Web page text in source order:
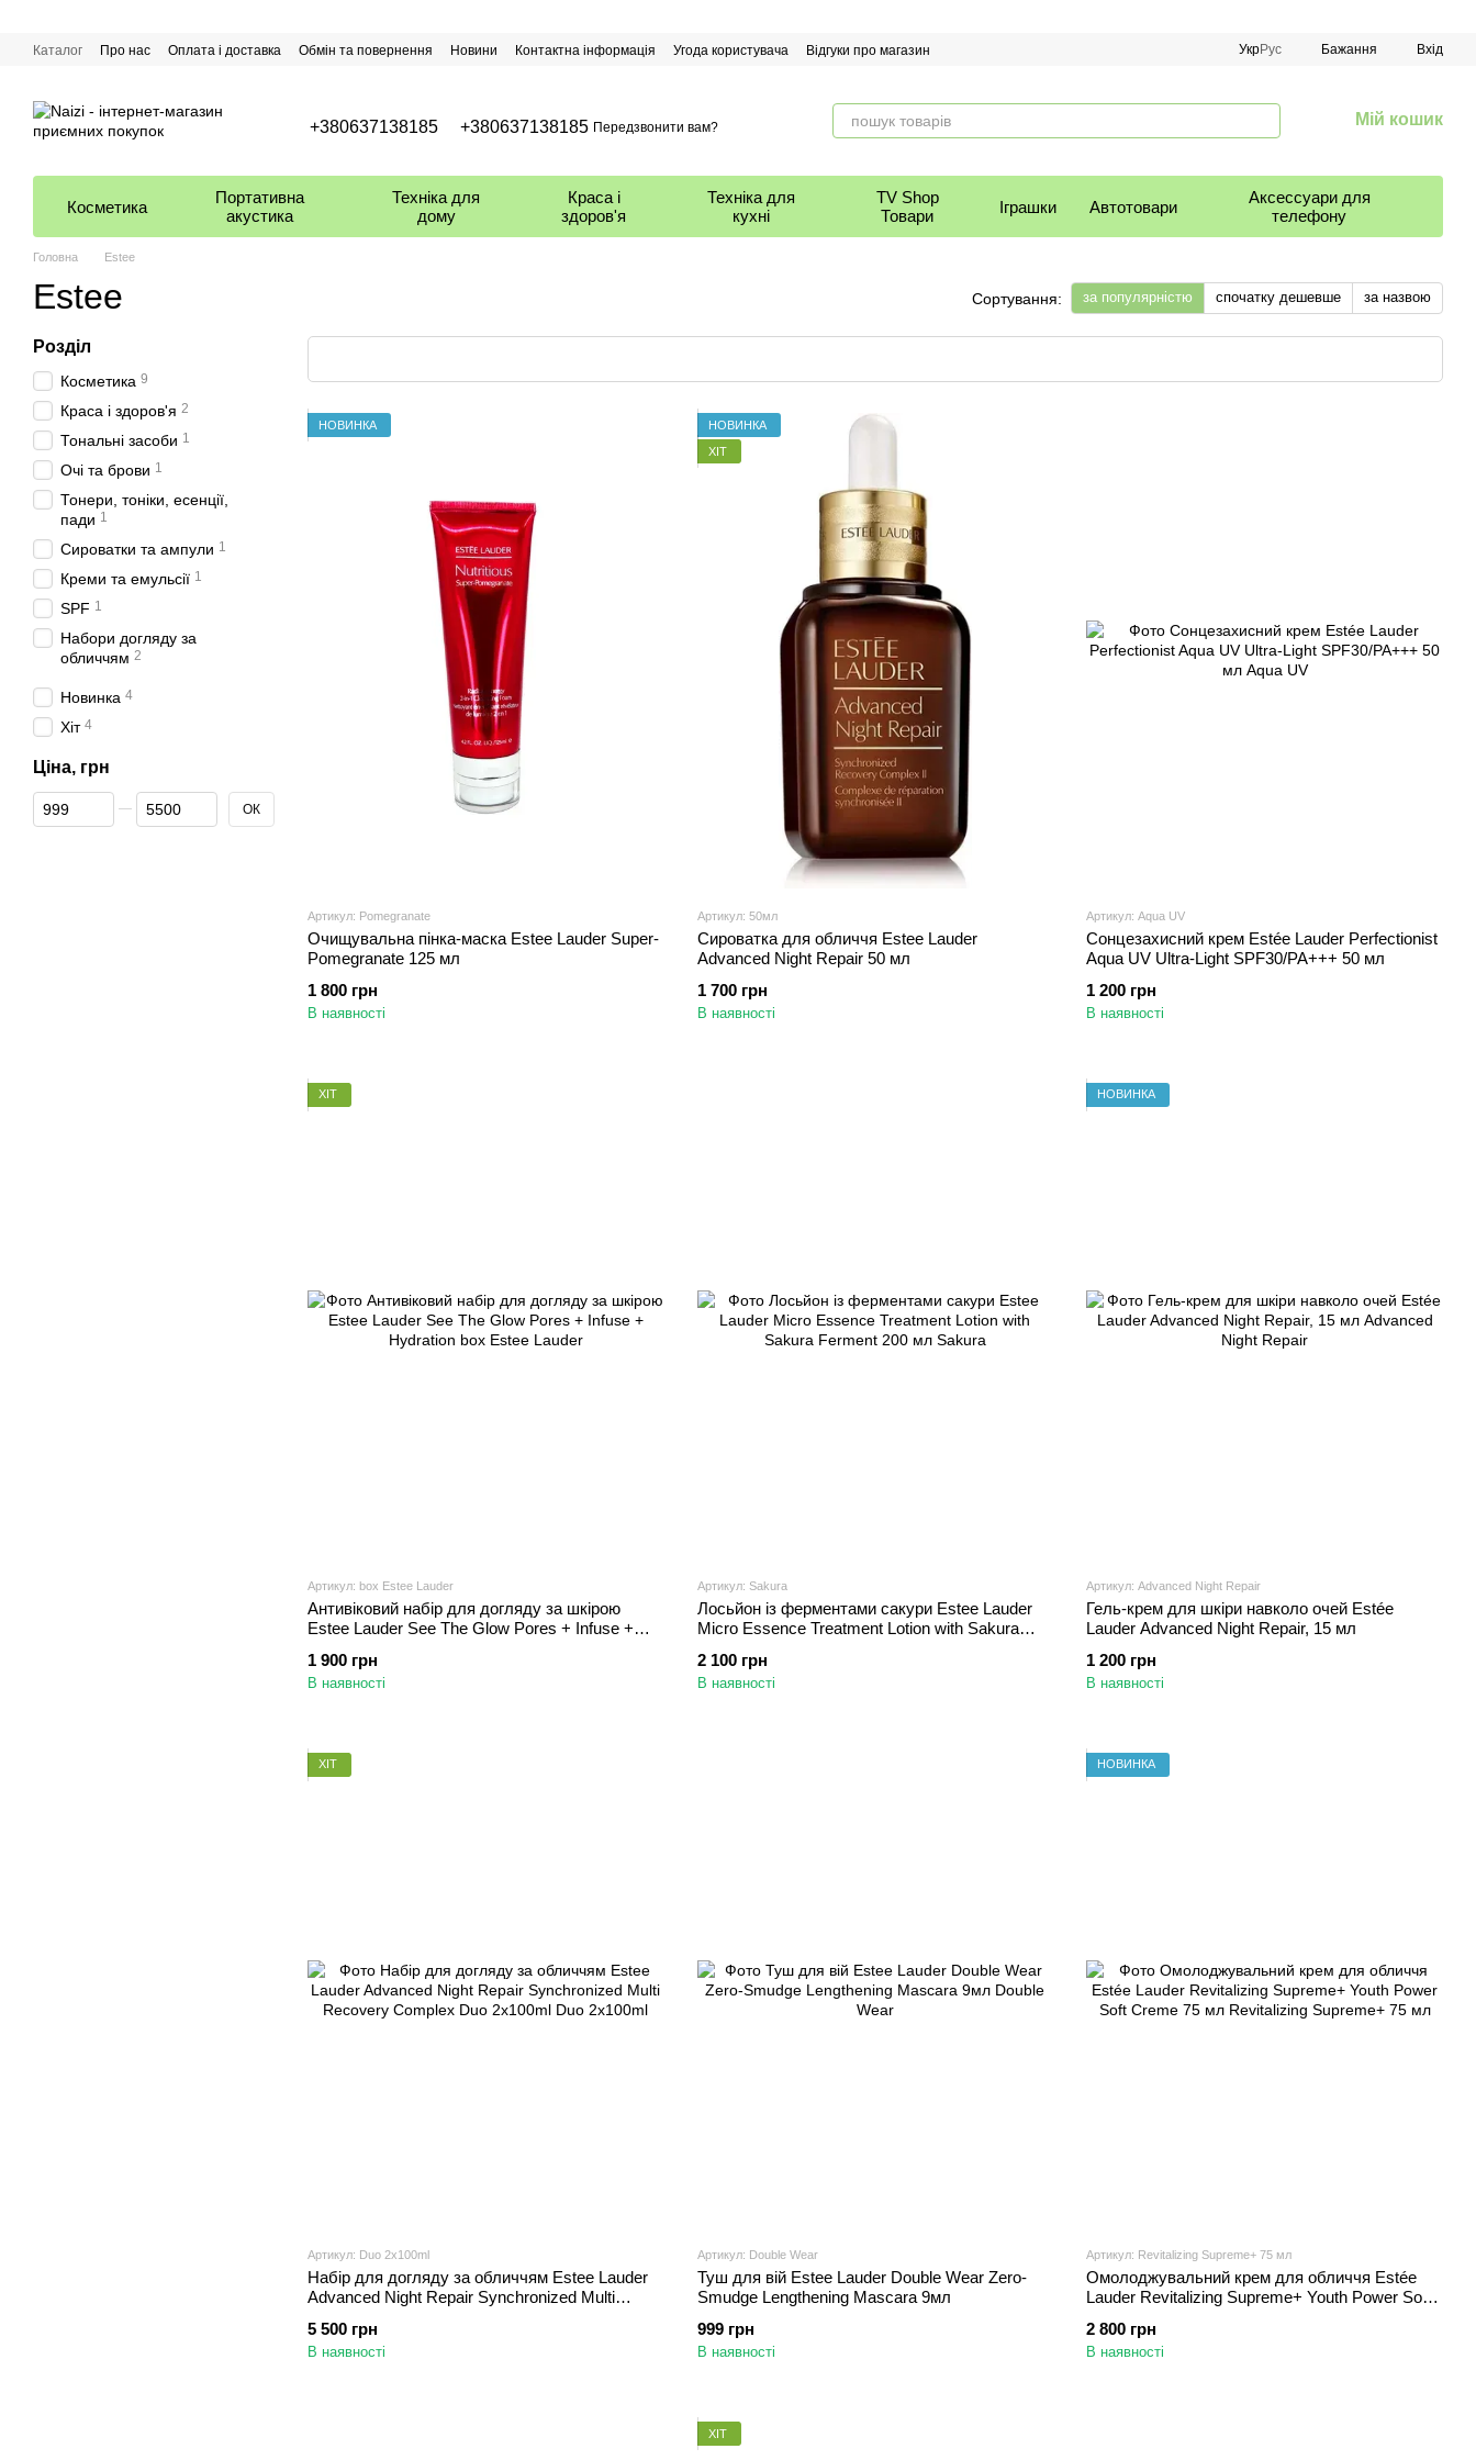
Каталог Про нас Оплата і доставка Обмін та повернення Новини Контактна інформація Угода користувача Відгуки про магазин УкрРус Бажання Вхід
+380637138185 +380637138185 Передзвонити вам? Мій кошик
Косметика
Портативна
акустика
Техніка для
дому
Краса і
здоров'я
Техніка для
кухні
TV Shop
Товари
Іграшки Автотовари
Аксессуари для
телефону
Головна Estee
Estee Сортування: за популярністю спочатку дешевше за назвою
НОВИНКА
Артикул: Pomegranate
Очищувальна пінка-маска Estee Lauder Super-
Pomegranate 125 мл
1 800 грн
В наявності
НОВИНКА
ХІТ
Артикул: 50мл
Сироватка для обличчя Estee Lauder
Advanced Night Repair 50 мл
1 700 грн
В наявності
Артикул: Aqua UV
Сонцезахисний крем Estée Lauder Perfectionist
Aqua UV Ultra-Light SPF30/PA+++ 50 мл
1 200 грн
В наявності
ХІТ
Артикул: box Estee Lauder
Антивіковий набір для догляду за шкірою
Estee Lauder See The Glow Pores + Infuse +
1 900 грн
В наявності
Артикул: Sakura
Лосьйон із ферментами сакури Estee Lauder
Micro Essence Treatment Lotion with Sakura
2 100 грн
В наявності
НОВИНКА
Артикул: Advanced Night Repair
Гель-крем для шкіри навколо очей Estée
Lauder Advanced Night Repair, 15 мл
1 200 грн
В наявності
ХІТ
Артикул: Duo 2x100ml
Набір для догляду за обличчям Estee Lauder
Advanced Night Repair Synchronized Multi
5 500 грн
В наявності
Артикул: Double Wear
Туш для вій Estee Lauder Double Wear Zero-
Smudge Lengthening Mascara 9мл
999 грн
В наявності
НОВИНКА
Артикул: Revitalizing Supreme+ 75 мл
Омолоджувальний крем для обличчя Estée
Lauder Revitalizing Supreme+ Youth Power Soft
2 800 грн
В наявності
ХІТ
Розділ
Косметика 9
Краса і здоров'я 2
Тональні засоби 1
Очі та брови 1
Тонери, тоніки, есенції,
пади 1
Сироватки та ампули 1
Креми та емульсії 1
SPF 1
Набори догляду за
обличчям 2
Новинка 4
Хіт 4
Ціна, грн
Від Ціна, грн
До Ціна, грн ОК